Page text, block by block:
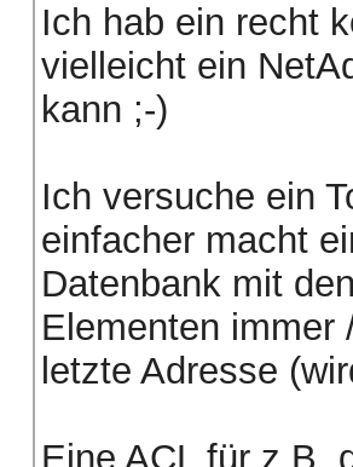
Ich hab ein recht
vielleicht ein
kann ;-)
Ich versuche ein
einfacher macht
Datenbank mit
Elementen immer
letzte Adresse
Eine ACL für z.B.